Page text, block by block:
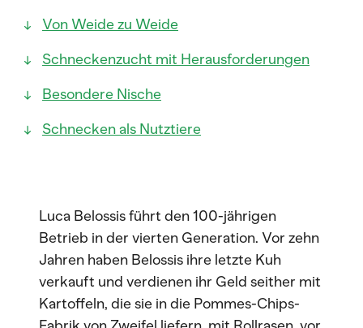
Von Weide zu Weide
Schneckenzucht mit Herausforderungen
Besondere Nische
Schnecken als Nutztiere
Luca Belossis führt den 100-jährigen
Betrieb in der vierten Generation. Vor zehn
Jahren haben Belossis ihre letzte Kuh
verkauft und verdienen ihr Geld seither mit
Kartoffeln, die sie in die Pommes-Chips-